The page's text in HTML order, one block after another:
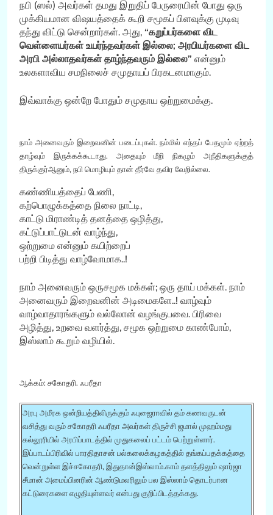
நபி (ஸல்) அவர்கள் தமது இறுதிப் பேருரையின் போது ஒரு
முக்கியமான விஷயத்தைக் கூறி சமூகப் பிளவுக்கு முடிவு
தந்து விட்டு சென்றார்கள். அது, “கறுப்பர்களை விட
வெள்ளையர்கள் உயர்ந்தவர்கள் இல்லை; அரபியர்களை விட
அரபி அல்லாதவர்கள் தாழ்ந்தவரும் இல்லை” என்னும்
உலகளாவிய சமநிலைச் சமுதாயப் பிரகடனமாகும்.
இவ்வாக்கு ஒன்றே போதும் சமுதாய ஒற்றுமைக்கு.
நாம் அனைவரும் இறைவனின் படைப்புகள். நம்மில் எந்தப் பேதமும் ஏற்றத்
தாழ்வும் இருக்கக்கூடாது. அதையும் மீறி நிகழும் அநீதிகளுக்குத்
திருக்குர்ஆனும், நபி மொழியும் தான் தீர்வே தவிர வேறில்லை.
கண்ணியத்தைப் பேணி,
கற்பொழுக்கத்தை நிலை நாட்டி,
காட்டு மிராண்டித் தனத்தை ஒழித்து,
கட்டுப்பாட்டுடன் வாழ்ந்து,
ஒற்றுமை என்னும் கயிற்றைப்
பற்றி பிடித்து வாழ்வோமாக..!
நாம் அனைவரும் ஒருசமூக மக்கள்; ஒரு தாய் மக்கள். நாம்
அனைவரும் இறைவனின் அடிமைகளே..! வாழ்வும்
வாழ்வாதாரங்களும் வல்லோன் வழங்குபவை. பிரிவை
அழித்து, உறவை வளர்த்து, சமூக ஒற்றுமை காண்போம்,
இஸ்லாம் கூறும் வழியில்.
ஆக்கம்: சகோதரி. ஃபரீதா
அரபு அமீரக ஒன்றியத்திலிருக்கும் ஃபுஜைராவில் தம் கணவருடன்
வசித்து வரும் சகோதரி ஃபரீதா அவர்கள் திருச்சி ஜமால் முஹம்மது
கல்லூரியில் அரபிப்பாடத்தில் முதுகலைப் பட்டம் பெற்றுள்ளார்.
இப்பாடப்பிரிவில் பாரதிதாசன் பல்கலைக்கழகத்தில் தங்கப்பதக்கத்தை
வென்றுள்ள இச்சகோதரி, இதுதான்இஸ்லாம்.காம் தளத்திலும் ஷார்ஜா
சீமான் அமைப்பினரின் ஆண்டுமலரிலும் பல இஸ்லாம் தொடர்பான
கட்டுரைகளை எழுதியுள்ளவர் என்பது குறிப்பிடத்தக்கது.